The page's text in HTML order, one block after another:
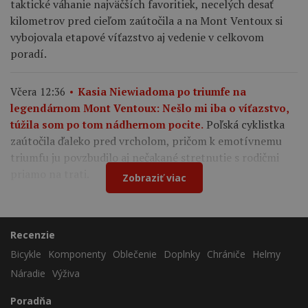
taktické váhanie najväčších favoritiek, necelých desať
kilometrov pred cieľom zaútočila a na Mont Ventoux si
vybojovala etapové víťazstvo aj vedenie v celkovom
poradí.
Včera 12:36
Kasia Niewiadoma po triumfe na
legendárnom Mont Ventoux: Nešlo mi iba o víťazstvo,
túžila som po tom nádhernom pocite. Poľská cyklistka
zaútočila ďaleko pred vrcholom, pričom k emotívnemu
triumfu ju povzbudilo aj nečakané stretnutie s rodičmi
Zobraziť viac
Recenzie
Bicykle
Komponenty Oblečenie Doplnky Chrániče
Helmy
Náradie Výživa
Poradňa